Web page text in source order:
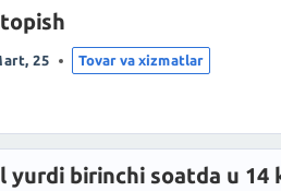
25 Tovar va xizmatlar
yurdi birinchi soatda u